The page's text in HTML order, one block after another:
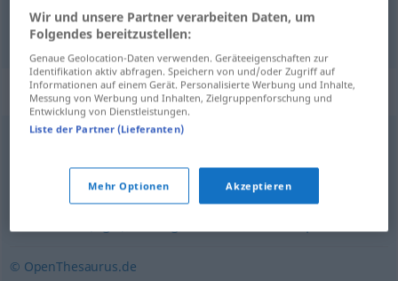
falsificaciónfde etiquetas Etikettenschwindel
Synonyme für "Etikettenschwindel"
,Scheinbeweis Ablenkungsmanöver
© OpenThesaurus.de
Wir und unsere Partner verarbeiten Daten, um
Folgendes bereitzustellen:
Genaue Geolocation-Daten verwenden. Geräteeigenschaften zur
Identifikation aktiv abfragen. Speichern von und/oder Zugriff auf
Informationen auf einem Gerät. Personalisierte Werbung und Inhalte,
Messung von Werbung und Inhalten, Zielgruppenforschung und
Entwicklung von Dienstleistungen.
Liste der Partner (Lieferanten)
Mehr Optionen Akzeptieren